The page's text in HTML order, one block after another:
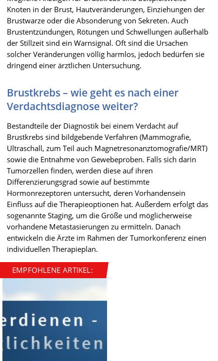
Knoten in der Brust, Hautveränderungen, Einziehungen der
Brustwarze oder die Absonderung von Sekreten. Auch
Brustentzündungen, Rötungen und Schwellungen außerhalb
der Stillzeit sind ein Warnsignal. Oft sind die Ursachen
solcher Veränderungen völlig harmlos, jedoch bedürfen sie
dringend einer ärztlichen Untersuchung.
Brustkrebs – wie geht es nach einer
Verdachtsdiagnose weiter?
Bestandteile der Diagnostik bei einem Verdacht auf
Brustkrebs sind bildgebende Verfahren (Mammografie,
Ultraschall, zum Teil auch Magnetresonanztomografie/MRT)
sowie die Entnahme von Gewebeproben. Falls sich darin
Tumorzellen finden, werden diese auf ihren
Differenzierungsgrad sowie auf bestimmte
Hormonrezeptoren untersucht, deren Vorhandensein
Einfluss auf die Therapieoptionen hat. Außerdem erfolgt das
sogenannte Staging, um die Größe und möglicherweise
vorhandene Metastasierungen zu ermitteln. Danach
entwickeln die Ärzte im Rahmen der Tumorkonferenz einen
individuellen Therapieplan.
EMPFOHLENE ARTIKEL: